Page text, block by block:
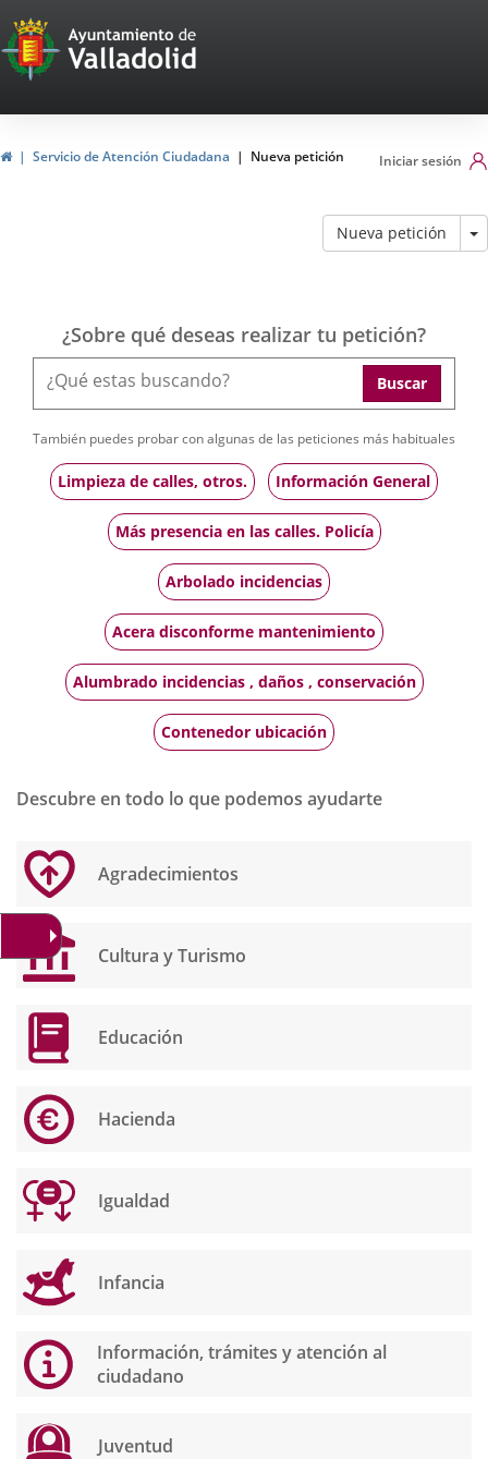
Portal
Web
del
Ayuntamiento
homeServicio de Atención Ciudadana Nueva petición Iniciar sesión
Nueva petición
¿Sobre qué deseas realizar tu petición?
Buscar
También puedes probar con algunas de las peticiones más habituales
Limpieza de calles, otros. Información General
Más presencia en las calles. Policía
Arbolado incidencias
Acera disconforme mantenimiento
Alumbrado incidencias , daños , conservación
Contenedor ubicación
Descubre en todo lo que podemos ayudarte
Agradecimientos
Cultura y Turismo
Educación
Hacienda
Igualdad
Infancia
Información, trámites y atención al
ciudadano
Juventud